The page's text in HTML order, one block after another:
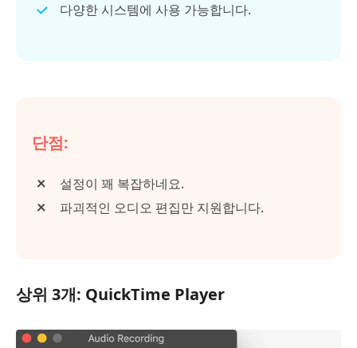
다양한 시스템에 사용 가능합니다.
단점:
설정이 꽤 복잡하네요.
파괴적인 오디오 편집만 지원합니다.
상위 3개: QuickTime Player